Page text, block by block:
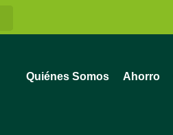
Quiénes Somos Ahorro